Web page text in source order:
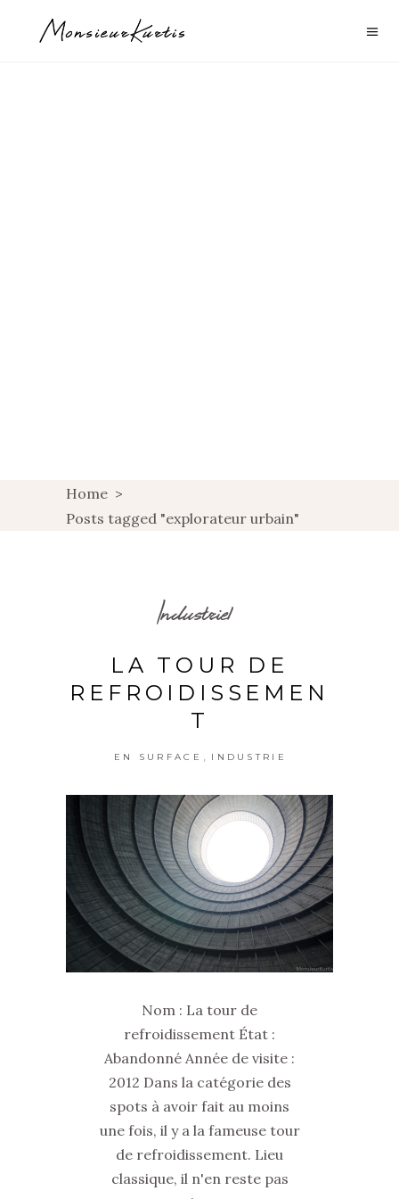
Home >
Posts tagged "explorateur urbain"
Industriel
LA TOUR DE
REFROIDISSEMEN
T
EN SURFACE INDUSTRIE
Nom : La tour de
refroidissement État :
Abandonné Année de visite :
2012 Dans la catégorie des
spots à avoir fait au moins
une fois, il y a la fameuse tour
de refroidissement. Lieu
classique, il n'en reste pas